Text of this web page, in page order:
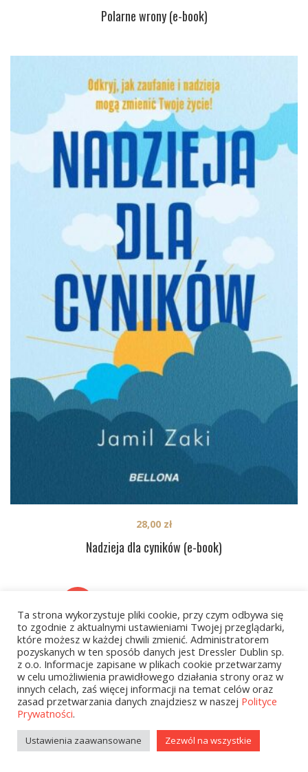
Polarne wrony (e-book)
Nadzieja dla cyników (e-book)
28,00 zł
Kategorie
Ta strona wykorzystuje pliki cookie, przy czym odbywa się
to zgodnie z aktualnymi ustawieniami Twojej przeglądarki,
które możesz w każdej chwili zmienić. Administratorem
pozyskanych w ten sposób danych jest Dressler Dublin sp.
z o.o. Informacje zapisane w plikach cookie przetwarzamy
w celu umożliwienia prawidłowego działania strony oraz w
innych celach, zaś więcej informacji na temat celów oraz
zasad przetwarzania danych znajdziesz w naszej Polityce
Prywatności.
Ustawienia zaawansowane Zezwól na wszystkie